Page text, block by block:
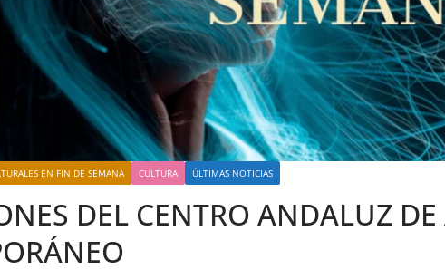
EN FIN DE SEMANA CULTURA ÚLTIMAS NOTICIAS
DEL CENTRO ANDALUZ DE